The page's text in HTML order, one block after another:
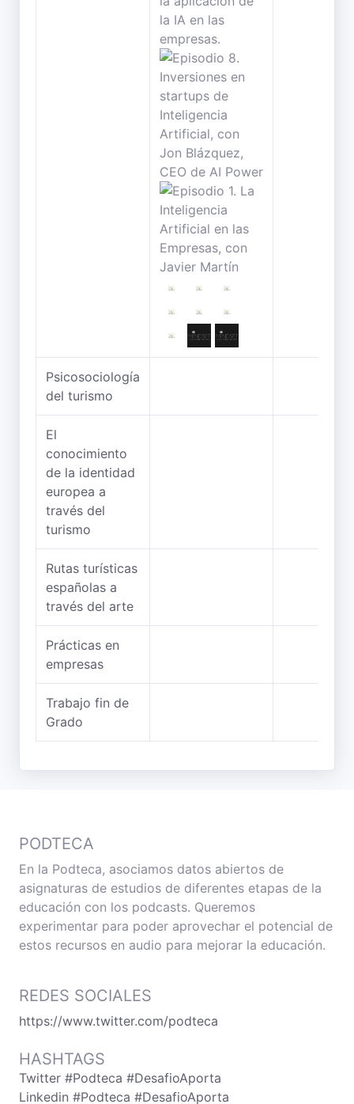
Psicosociología
del turismo
El
conocimiento
de la identidad
europea a
través del
turismo
Rutas turísticas
españolas a
través del arte
Prácticas en
empresas
Trabajo fin de
Grado
PODTECA
En la Podteca, asociamos datos abiertos de
asignaturas de estudios de diferentes etapas de la
educación con los podcasts. Queremos
experimentar para poder aprovechar el potencial de
estos recursos en audio para mejorar la educación.
REDES SOCIALES
https://www.twitter.com/podteca
HASHTAGS
Twitter #Podteca #DesafioAporta
Linkedin #Podteca #DesafioAporta